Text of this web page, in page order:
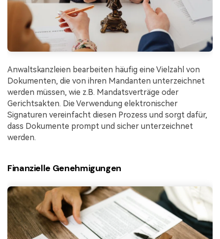
Anwaltskanzleien bearbeiten häufig eine Vielzahl von
Dokumenten, die von ihren Mandanten unterzeichnet
werden müssen, wie z.B. Mandatsverträge oder
Gerichtsakten. Die Verwendung elektronischer
Signaturen vereinfacht diesen Prozess und sorgt dafür,
dass Dokumente prompt und sicher unterzeichnet
werden.
Finanzielle Genehmigungen